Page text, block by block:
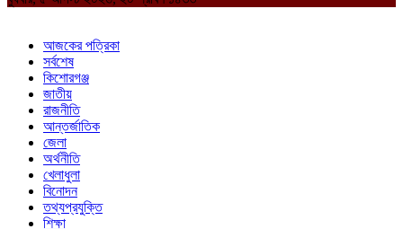
আজকের পত্রিকা
সর্বশেষ
কিশোরগঞ্জ
জাতীয়
রাজনীতি
আন্তর্জাতিক
জেলা
অর্থনীতি
খেলাধুলা
বিনোদন
তথ্যপ্রযুক্তি
শিক্ষা